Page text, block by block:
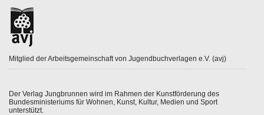
Mitglied der Arbeitsgemeinschaft von Jugendbuchverlagen e.V. (avj)
Der Verlag Jungbrunnen wird im Rahmen der Kunstförderung des
Bundesministeriums für Wohnen, Kunst, Kultur, Medien und Sport
unterstützt.